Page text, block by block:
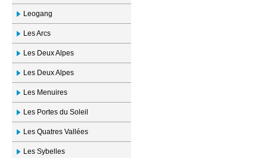
Leogang
Les Arcs
Les Deux Alpes
Les Deux Alpes
Les Menuires
Les Portes du Soleil
Les Quatres Vallées
Les Sybelles